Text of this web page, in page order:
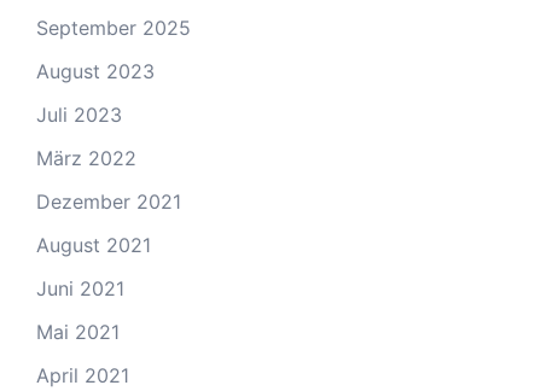
September 2025
August 2023
Juli 2023
März 2022
Dezember 2021
August 2021
Juni 2021
Mai 2021
April 2021